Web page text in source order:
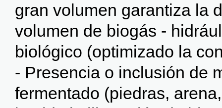
gran volumen garantiza la
volumen de biogás -
biológico (optimizado la
- Presencia o inclusión de
fermentado (piedras,